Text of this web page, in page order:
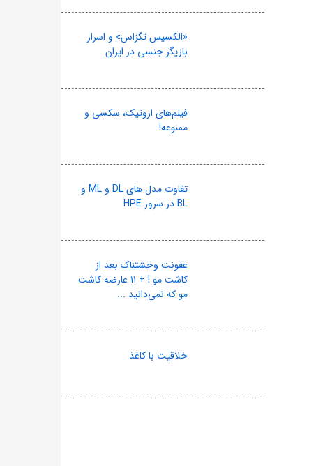
«الکسیس تگزاس» و اسرار
بازیگر جنسی در ایران
فیلم‌های اروتیک، سکسی و
ممنوعه!
تفاوت مدل های DL و ML و
BL در سرور HPE
عفونت وحشتناک بعد از
کاشت مو ! + ۱۱ عارضه کاشت
مو که نمی‌دانید ...
خلاقیت با کاغذ